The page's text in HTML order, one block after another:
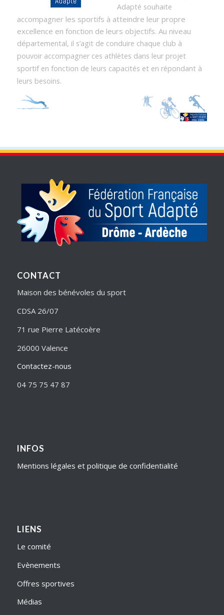
Adapté souhaite
accompagner les sportifs à atteindre leur propre
excellence en fonction de leurs objectifs. Au niveau
départemental, il s’agit de conduire chaque club à
pouvoir accompagner ces athlètes dans leur projet
sportif en fonction de leurs capacités et en répondant à
leurs besoins.
CONTACT
Maison des bénévoles du sport
CDSA 26/07
71 rue Pierre Latécoère
26000 Valence
Contactez-nous
04 75 75 47 87
INFOS
Mentions légales et politique de confidentialité
LIENS
Le comité
Evènements
Offres sportives
Médias